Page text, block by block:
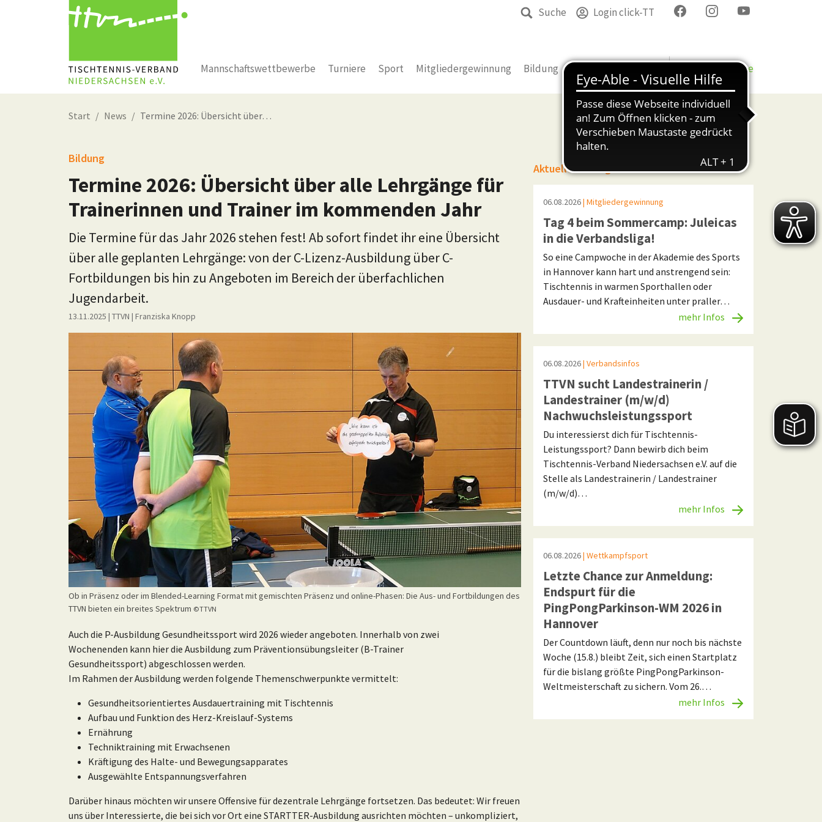
Suche Login click-TT
Mannschaftswettbewerbe Turniere Sport Mitgliedergewinnung Bildung Bezirke & Kreise
Start News Termine 2026: Übersicht über…
Bildung
Termine 2026: Übersicht über alle Lehrgänge für
Trainerinnen und Trainer im kommenden Jahr
Die Termine für das Jahr 2026 stehen fest! Ab sofort findet ihr eine Übersicht
über alle geplanten Lehrgänge: von der C-Lizenz-Ausbildung über C-
Fortbildungen bis hin zu Angeboten im Bereich der überfachlichen
Jugendarbeit.
13.11.2025 | TTVN | Franziska Knopp
Ob in Präsenz oder im Blended-Learning Format mit gemischten Präsenz und online-Phasen: Die Aus- und Fortbildungen des
TTVN bieten ein breites Spektrum ©TTVN
Auch die P-Ausbildung Gesundheitssport wird 2026 wieder angeboten. Innerhalb von zwei
Wochenenden kann hier die Ausbildung zum Präventionsübungsleiter (B-Trainer
Gesundheitssport) abgeschlossen werden.
Im Rahmen der Ausbildung werden folgende Themenschwerpunkte vermittelt:
Gesundheitsorientiertes Ausdauertraining mit Tischtennis
Aufbau und Funktion des Herz-Kreislauf-Systems
Ernährung
Techniktraining mit Erwachsenen
Kräftigung des Halte- und Bewegungsapparates
Ausgewählte Entspannungsverfahren
Darüber hinaus möchten wir unsere Offensive für dezentrale Lehrgänge fortsetzen. Das bedeutet: Wir freuen
uns über Interessierte, die bei sich vor Ort eine STARTTER-Ausbildung ausrichten möchten – unkompliziert,
Aktuelle Beiträge
06.08.2026| Mitgliedergewinnung
Tag 4 beim Sommercamp: Juleicas
in die Verbandsliga!
So eine Campwoche in der Akademie des Sports
in Hannover kann hart und anstrengend sein:
Tischtennis in warmen Sporthallen oder
Ausdauer- und Krafteinheiten unter praller…
mehr Infos
06.08.2026| Verbandsinfos
TTVN sucht Landestrainerin /
Landestrainer (m/w/d)
Nachwuchsleistungssport
Du interessierst dich für Tischtennis-
Leistungssport? Dann bewirb dich beim
Tischtennis-Verband Niedersachsen e.V. auf die
Stelle als Landestrainerin / Landestrainer
(m/w/d)…
mehr Infos
06.08.2026| Wettkampfsport
Letzte Chance zur Anmeldung:
Endspurt für die
PingPongParkinson-WM 2026 in
Hannover
Der Countdown läuft, denn nur noch bis nächste
Woche (15.8.) bleibt Zeit, sich einen Startplatz
für die bislang größte PingPongParkinson-
Weltmeisterschaft zu sichern. Vom 26.…
mehr Infos